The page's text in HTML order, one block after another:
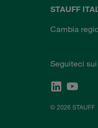
STAUFF
Cambia
Seguiteci
© 2026 STAUFF